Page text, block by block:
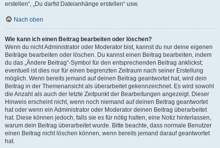
erstellen“, „Du darfst Dateianhänge erstellen“ usw.
Nach oben
Wie kann ich einen Beitrag bearbeiten oder löschen?
Wenn du nicht Administrator oder Moderator bist, kannst du nur deine eigenen
Beiträge bearbeiten oder löschen. Du kannst einen Beitrag bearbeiten, indem
du das „Ändere Beitrag“-Symbol für den entsprechenden Beitrag anklickst;
eventuell ist dies nur für einen begrenzten Zeitraum nach seiner Erstellung
möglich. Wenn bereits jemand auf deinen Beitrag geantwortet hat, wird dein
Beitrag in der Themenansicht als überarbeitet gekennzeichnet. Es wird sowohl
die Anzahl als auch der letzte Zeitpunkt der Bearbeitungen angezeigt. Dieser
Hinweis erscheint nicht, wenn noch niemand auf deinen Beitrag geantwortet
hat oder wenn ein Administrator oder Moderator deinen Beitrag überarbeitet
hat. Diese können jedoch, falls sie es für nötig halten, eine Notiz hinterlassen,
warum dein Beitrag überarbeitet wurde. Bitte beachte, dass normale Benutzer
einen Beitrag nicht löschen können, wenn bereits jemand darauf geantwortet
hat.